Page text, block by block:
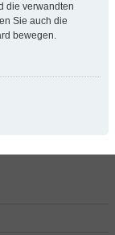
die verwandten
Sie auch die
bewegen.